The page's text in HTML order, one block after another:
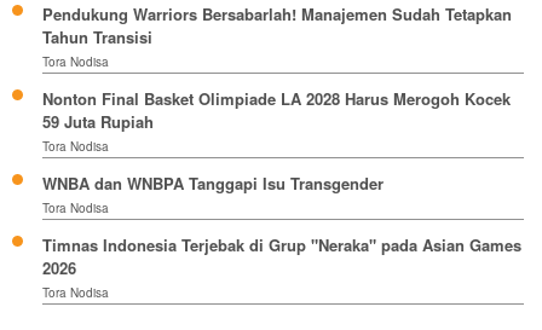
Pendukung Warriors Bersabarlah! Manajemen Sudah Tetapkan
Tahun Transisi
Tora Nodisa
Nonton Final Basket Olimpiade LA 2028 Harus Merogoh Kocek
59 Juta Rupiah
Tora Nodisa
WNBA dan WNBPA Tanggapi Isu Transgender
Tora Nodisa
Timnas Indonesia Terjebak di Grup "Neraka" pada Asian Games
2026
Tora Nodisa